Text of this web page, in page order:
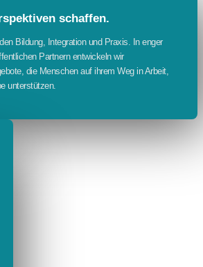
schaffen.
Bildung, Integration und Praxis. In enger
Partnern entwickeln wir
die Menschen auf ihrem Weg in Arbeit,
unterstützen.